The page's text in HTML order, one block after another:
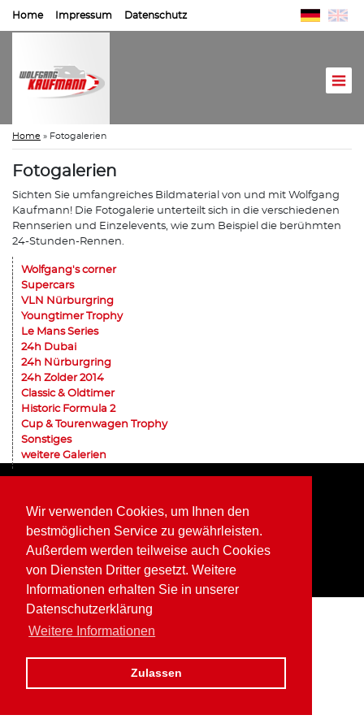
Wir verwenden Cookies, um Ihnen den
bestmöglichen Service zu gewährleisten.
Außerdem werden teilweise auch Cookies
von Diensten Dritter gesetzt. Weitere
Informationen erhalten Sie in unserer
Datenschutzerklärung
Weitere Informationen
Zulassen
Home Impressum Datenschutz
Home » Fotogalerien
Fotogalerien
Sichten Sie umfangreiches Bildmaterial von und mit Wolfgang
Kaufmann! Die Fotogalerie unterteilt sich in die verschiedenen
Rennserien und Einzelevents, wie zum Beispiel die berühmten
24-Stunden-Rennen.
Wolfgang's corner
Supercars
VLN Nürburgring
Youngtimer Trophy
Le Mans Series
24h Dubai
24h Nürburgring
24h Zolder 2014
Classic & Oldtimer
Historic Formula 2
Cup & Tourenwagen Trophy
Sonstiges
weitere Galerien